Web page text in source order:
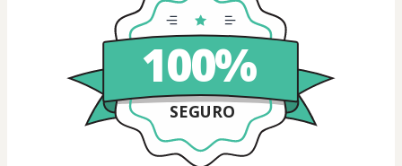
100%
SEGURO